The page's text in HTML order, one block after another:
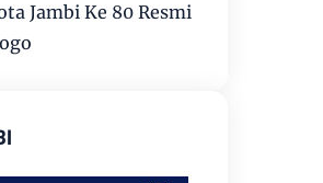
Jambi Ke 80 Resmi